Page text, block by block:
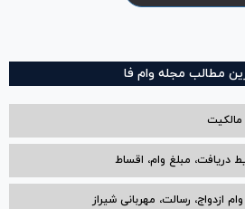
مطالب مجله وام فا
مالکیت
ازدواج، رسالت، مهربانی شیراز